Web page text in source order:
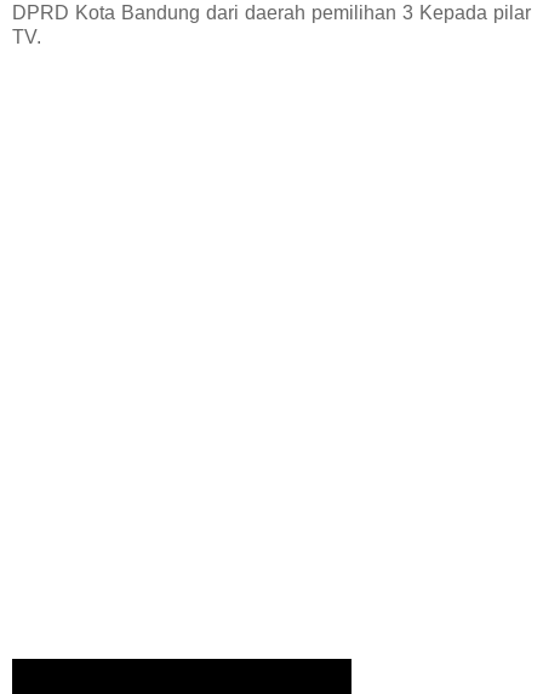
DPRD Kota Bandung dari daerah pemilihan 3 Kepada pilar
TV.